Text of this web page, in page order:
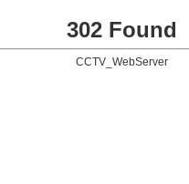
302 Found
CCTV_WebServer